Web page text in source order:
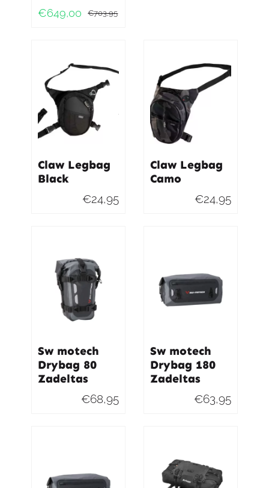
€703,95
€703,95.
€649,00
€649,00.
Claw Legbag
Black
€24,95
Claw Legbag
Camo
€24,95
Sw motech
Drybag 80
Zadeltas
€68,95
Sw motech
Drybag 180
Zadeltas
€63,95